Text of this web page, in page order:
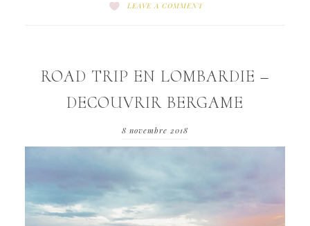
LEAVE A COMMENT
ROAD TRIP EN LOMBARDIE –
DECOUVRIR BERGAME
8 novembre 2018